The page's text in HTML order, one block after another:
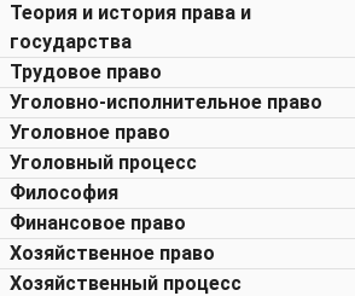
Теория и история права и
государства
Трудовое право
Уголовно-исполнительное право
Уголовное право
Уголовный процесс
Философия
Финансовое право
Хозяйственное право
Хозяйственный процесс